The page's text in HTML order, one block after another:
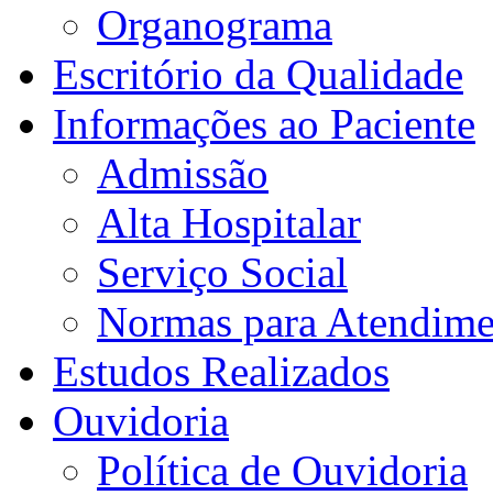
Organograma
Escritório da Qualidade
Informações ao Paciente
Admissão
Alta Hospitalar
Serviço Social
Normas para
Estudos Realizados
Ouvidoria
Política de Ouvidoria